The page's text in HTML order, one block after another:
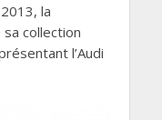
la
collection
l’Audi